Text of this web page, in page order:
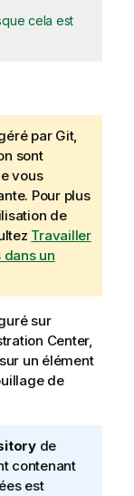
cela est
par Git,
sont
vous
Pour plus
de
Travailler
un
sur
Center,
un élément
de
de
contenant
est